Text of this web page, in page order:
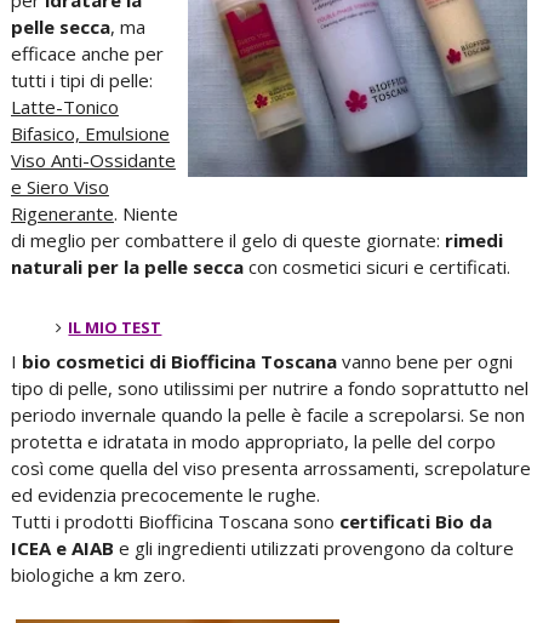
pelle secca, ma
efficace anche per
tutti i tipi di pelle:
Latte-Tonico
Bifasico, Emulsione
Viso Anti-Ossidante
e Siero Viso
Rigenerante. Niente
di meglio per combattere il gelo di queste giornate: rimedi
naturali per la pelle secca con cosmetici sicuri e certificati.
IL MIO TEST
I bio cosmetici di Biofficina Toscanavanno bene per ogni
tipo di pelle, sono utilissimi per nutrire a fondo soprattutto nel
periodo invernale quando la pelle è facile a screpolarsi. Se non
protetta e idratata in modo appropriato, la pelle del corpo
così come quella del viso presenta arrossamenti, screpolature
ed evidenzia precocemente le rughe.
Tutti i prodotti Biofficina Toscana sono certificati Bio da
ICEA e AIAB e gli ingredienti utilizzati provengono da colture
biologiche a km zero.